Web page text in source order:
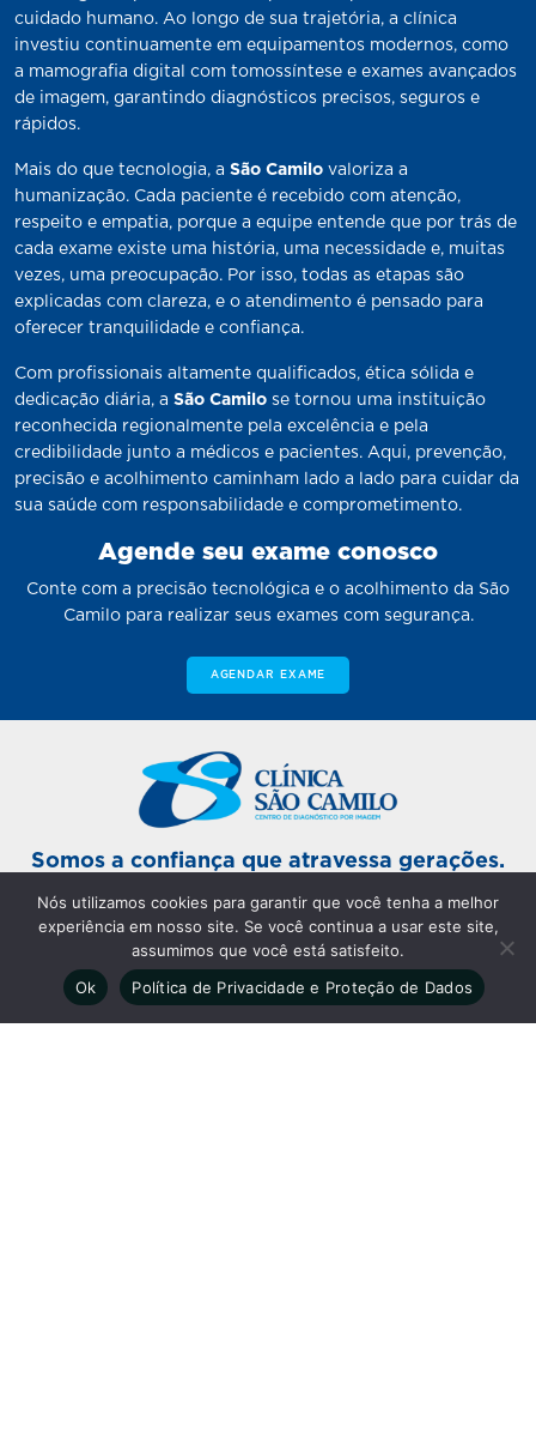
cuidado humano. Ao longo de sua trajetória, a clínica
investiu continuamente em equipamentos modernos, como
a mamografia digital com tomossíntese e exames avançados
de imagem, garantindo diagnósticos precisos, seguros e
rápidos.
Mais do que tecnologia, a São Camilo valoriza a
humanização. Cada paciente é recebido com atenção,
respeito e empatia, porque a equipe entende que por trás de
cada exame existe uma história, uma necessidade e, muitas
vezes, uma preocupação. Por isso, todas as etapas são
explicadas com clareza, e o atendimento é pensado para
oferecer tranquilidade e confiança.
Com profissionais altamente qualificados, ética sólida e
dedicação diária, a São Camilo se tornou uma instituição
reconhecida regionalmente pela excelência e pela
credibilidade junto a médicos e pacientes. Aqui, prevenção,
precisão e acolhimento caminham lado a lado para cuidar da
sua saúde com responsabilidade e comprometimento.
Agende seu exame conosco
Conte com a precisão tecnológica e o acolhimento da São
Camilo para realizar seus exames com segurança.
AGENDAR EXAME
Somos a confiança que atravessa gerações.
Unidade Sinop Matriz: De segunda a sexta-feira das 7h
às 18h - Aos sábados das 7h às 12h.
Unidade Sinop Clínica: De segunda a sexta-feira das
7h30 às 12h e das 14h às 18h - Aos sábados das 8h às
Nós utilizamos cookies para garantir que você tenha a melhor
experiência em nosso site. Se você continua a usar este site,
assumimos que você está satisfeito.
Ok
Política de Privacidade e Proteção de Dados